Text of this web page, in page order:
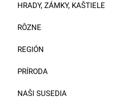
HRADY, ZÁMKY, KAŠTIELE
RÔZNE
REGIÓN
PRÍRODA
NAŠI SUSEDIA